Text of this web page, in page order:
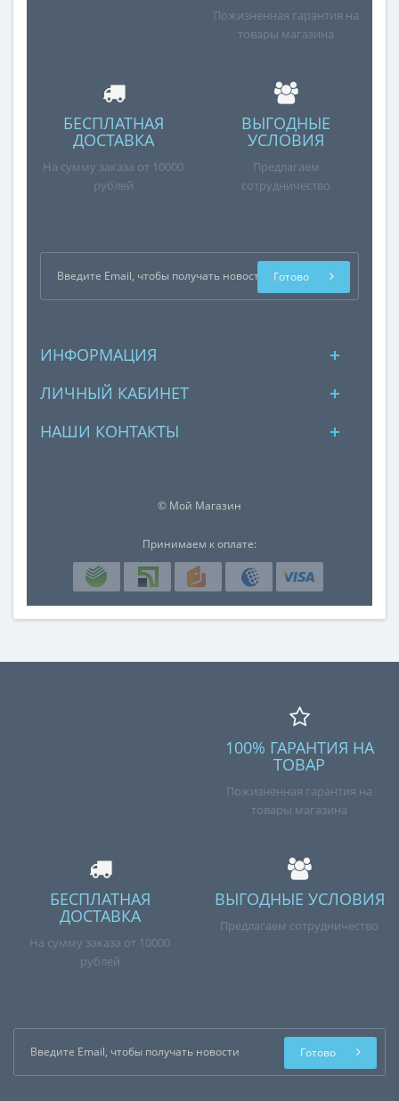
Пожизненная гарантия на
товары магазина
БЕСПЛАТНАЯ
ДОСТАВКА
На сумму заказа от 10000
рублей
ВЫГОДНЫЕ
УСЛОВИЯ
Предлагаем
сотрудничество
Готово
ИНФОРМАЦИЯ
ЛИЧНЫЙ КАБИНЕТ
НАШИ КОНТАКТЫ
© Мой Магазин
Принимаем к оплате:
100% ГАРАНТИЯ НА
ТОВАР
Пожизненная гарантия на
товары магазина
БЕСПЛАТНАЯ
ДОСТАВКА
На сумму заказа от 10000
рублей
ВЫГОДНЫЕ УСЛОВИЯ
Предлагаем сотрудничество
Готово